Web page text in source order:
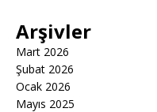
Arşivler
Mart 2026
Şubat 2026
Ocak 2026
Mayıs 2025